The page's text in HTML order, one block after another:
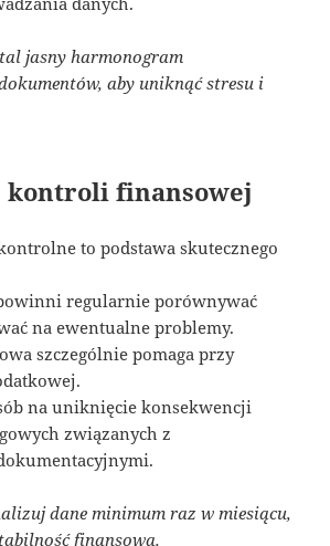
jasny harmonogram
aby uniknąć stresu i
kontroli finansowej
to podstawa skutecznego
regularnie porównywać
na ewentualne problemy.
szczególnie pomaga przy
na uniknięcie konsekwencji
związanych z
dane minimum raz w miesiącu,
finansową.